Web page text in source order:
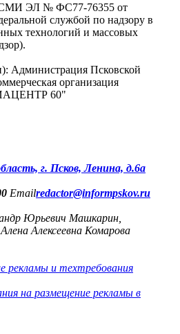
СМИ ЭЛ № ФС77-76355 от
службой по надзору в
технологий и массовых
Администрация Псковской
организация
60"
г. Псков, Ленина, д.6а
Emailredactor@informpskov.ru
Юрьевич Машкарин,
Алексеевна Комарова
рекламы и техтребования
на размещение рекламы в